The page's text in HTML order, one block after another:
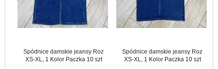
Spódnice damskie jeansy Roz
XS-XL, 1 Kolor Paczka 10 szt
Spódnice damskie jeansy Roz
XS-XL, 1 Kolor Paczka 10 szt